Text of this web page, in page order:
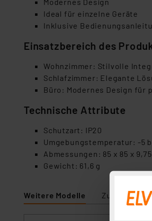
Ideal für einzelne Geräte
Inklusive
Einsatzbereich des
Wohnzimmer: Stilvolle
Schlafzimmer: Elegante
Büro: Modernes Design für
Technische Attribute
Schutzart: IP20
Umgebungstemperatur: -5
Abmessungen: 85 x 85 x
Gewicht: 61,6 g
Weitere Modelle Zubehör